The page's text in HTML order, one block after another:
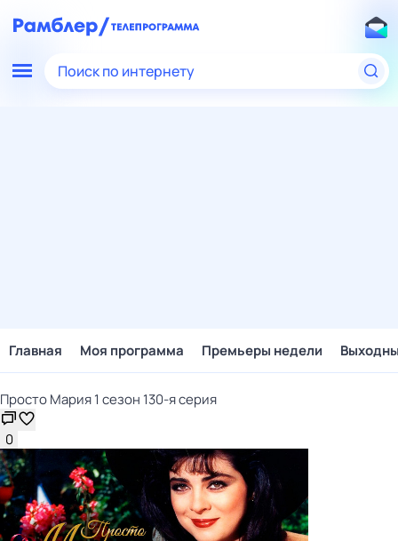
Поиск по интернету
Главная Моя программа Премьеры недели
Просто Мария 1 сезон 130-я серия
0